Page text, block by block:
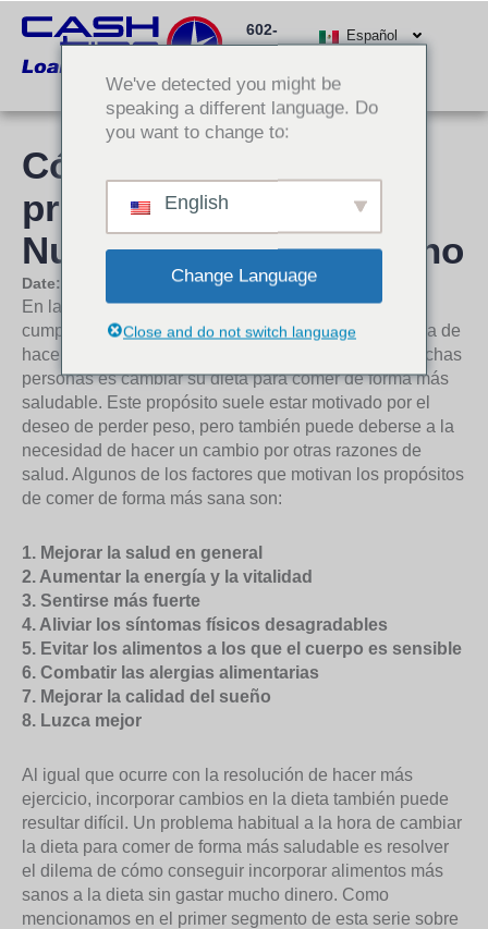
contenido
602-
3000
Español
Cómo cumplir los
propósitos de Año
Nuevo: Comer más sano
Date: 20 de diciembre de 2017
En la primera entrega de nuestra serie sobre cómo
cumplir los propósitos de Año Nuevo tratamos el tema de
hacer más ejercicio. Otro propósito popular entre muchas
personas es cambiar su dieta para comer de forma más
saludable. Este propósito suele estar motivado por el
deseo de perder peso, pero también puede deberse a la
necesidad de hacer un cambio por otras razones de
salud. Algunos de los factores que motivan los propósitos
de comer de forma más sana son:
1. Mejorar la salud en general
2. Aumentar la energía y la vitalidad
3. Sentirse más fuerte
4. Aliviar los síntomas físicos desagradables
5. Evitar los alimentos a los que el cuerpo es sensible
6. Combatir las alergias alimentarias
7. Mejorar la calidad del sueño
8. Luzca mejor
Al igual que ocurre con la resolución de hacer más
ejercicio, incorporar cambios en la dieta también puede
resultar difícil. Un problema habitual a la hora de cambiar
la dieta para comer de forma más saludable es resolver
el dilema de cómo conseguir incorporar alimentos más
sanos a la dieta sin gastar mucho dinero. Como
mencionamos en el primer segmento de esta serie sobre
We've detected you might be
speaking a different language. Do
you want to change to:
English
Change Language
Close and do not switch language